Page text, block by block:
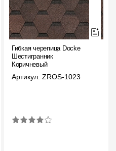
Гибкая черепица Docke
Шестигранник
Коричневый
Артикул: ZROS-1023